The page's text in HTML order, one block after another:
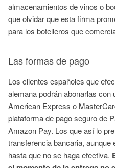
almacenamientos de vinos o
que olvidar que esta firma
para los botelleros que
Las formas de pago
Los clientes españoles que
alemana podrán abonarlas con
American Express o
plataforma de pago seguro de
Amazon Pay. Los que así lo
transferencia bancaria, aunque
hasta que no se haga efectiva.